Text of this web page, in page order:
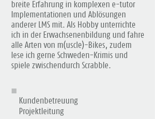
breite Erfahrung in komplexen e-tutor
Implementationen und Ablösungen
anderer LMS mit. Als Hobby unterrichte
ich in der Erwachsenenbildung und fahre
alle Arten von m(uscle)-Bikes, zudem
lese ich gerne Schweden-Krimis und
spiele zwischendurch Scrabble.
Kundenbetreuung
Projektleitung